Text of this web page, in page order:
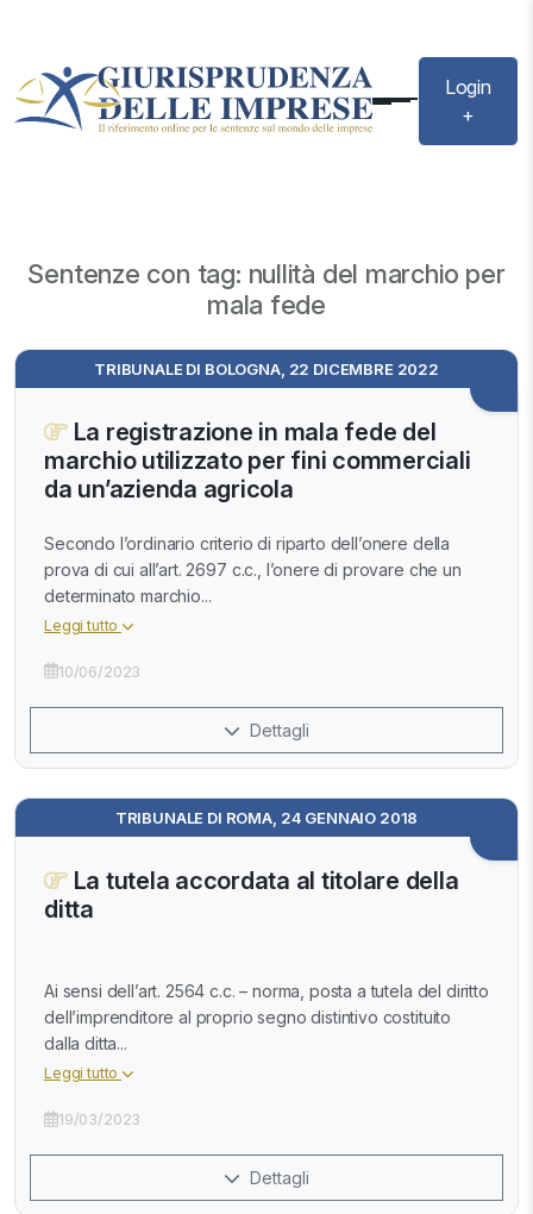
Login
+
Sentenze con tag: nullità del marchio per
mala fede
TRIBUNALE DI BOLOGNA, 22 DICEMBRE 2022
La registrazione in mala fede del
marchio utilizzato per fini commerciali
da un’azienda agricola
Secondo l’ordinario criterio di riparto dell’onere della
prova di cui all’art. 2697 c.c., l’onere di provare che un
determinato marchio...
Leggi tutto
10/06/2023
Dettagli
TRIBUNALE DI ROMA, 24 GENNAIO 2018
La tutela accordata al titolare della
ditta
Ai sensi dell’art. 2564 c.c. – norma, posta a tutela del diritto
dell’imprenditore al proprio segno distintivo costituito
dalla ditta...
Leggi tutto
19/03/2023
Dettagli